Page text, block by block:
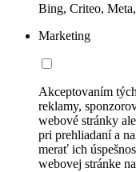
Bing, Criteo,
Marketing
Akceptovaním
reklamy,
webové stránky
pri prehliadaní a
merať ich
webovej stránke